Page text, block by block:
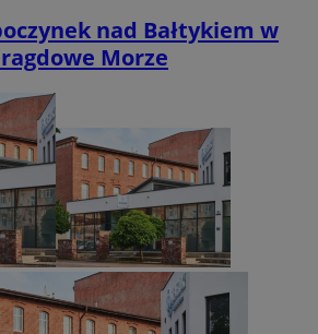
nad Bałtykiem w
Morze